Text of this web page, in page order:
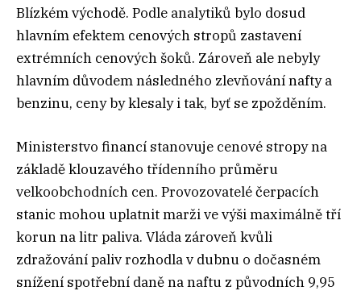
Blízkém východě. Podle analytiků bylo dosud
hlavním efektem cenových stropů zastavení
extrémních cenových šoků. Zároveň ale nebyly
hlavním důvodem následného zlevňování nafty a
benzinu, ceny by klesaly i tak, byť se zpožděním.
Ministerstvo financí stanovuje cenové stropy na
základě klouzavého třídenního průměru
velkoobchodních cen. Provozovatelé čerpacích
stanic mohou uplatnit marži ve výši maximálně tří
korun na litr paliva. Vláda zároveň kvůli
zdražování paliv rozhodla v dubnu o dočasném
snížení spotřební daně na naftu z původních 9,95